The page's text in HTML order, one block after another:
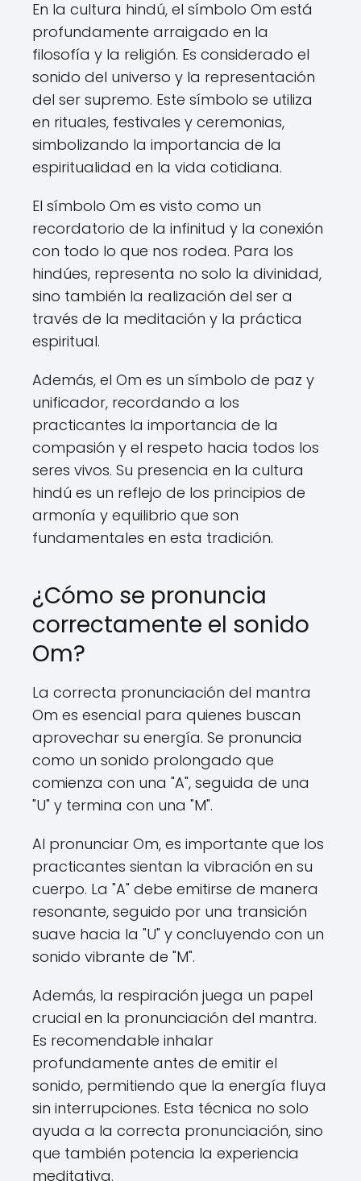
En la cultura hindú, el símbolo Om está
profundamente arraigado en la
filosofía y la religión. Es considerado el
sonido del universo y la representación
del ser supremo. Este símbolo se utiliza
en rituales, festivales y ceremonias,
simbolizando la importancia de la
espiritualidad en la vida cotidiana.
El símbolo Om es visto como un
recordatorio de la infinitud y la conexión
con todo lo que nos rodea. Para los
hindúes, representa no solo la divinidad,
sino también la realización del ser a
través de la meditación y la práctica
espiritual.
Además, el Om es un símbolo de paz y
unificador, recordando a los
practicantes la importancia de la
compasión y el respeto hacia todos los
seres vivos. Su presencia en la cultura
hindú es un reflejo de los principios de
armonía y equilibrio que son
fundamentales en esta tradición.
¿Cómo se pronuncia
correctamente el sonido
Om?
La correcta pronunciación del mantra
Om es esencial para quienes buscan
aprovechar su energía. Se pronuncia
como un sonido prolongado que
comienza con una "A", seguida de una
"U" y termina con una "M".
Al pronunciar Om, es importante que los
practicantes sientan la vibración en su
cuerpo. La "A" debe emitirse de manera
resonante, seguido por una transición
suave hacia la "U" y concluyendo con un
sonido vibrante de "M".
Además, la respiración juega un papel
crucial en la pronunciación del mantra.
Es recomendable inhalar
profundamente antes de emitir el
sonido, permitiendo que la energía fluya
sin interrupciones. Esta técnica no solo
ayuda a la correcta pronunciación, sino
que también potencia la experiencia
meditativa.